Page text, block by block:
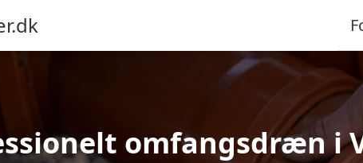
omfangsdræn i